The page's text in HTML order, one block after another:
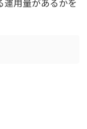
運用量があるかを